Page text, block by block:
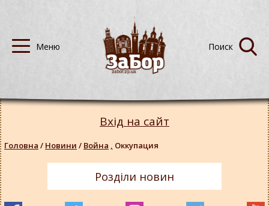
Вхід на сайт
Головна / Новини / Война , Оккупация
Розділи новин